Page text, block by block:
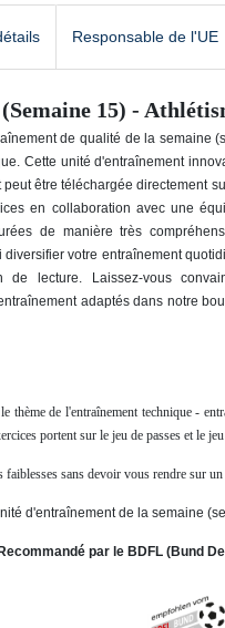
Responsable de l'UE
15) -
de qualité de la semaine
Cette unité d'entraînement
être téléchargée directement
en collaboration avec une
de manière très
votre entraînement
de lecture. Laissez-vous
adaptés dans notre
thème de l'entraînement technique -
portent sur le jeu de passes et le jeu
sans devoir vous rendre sur
d'entraînement de la semaine
Recommandé par le BDFL (Bund